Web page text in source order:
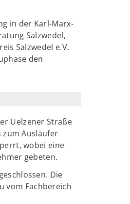
in der Karl-Marx-
Salzwedel,
Salzwedel e.V.
den
Uelzener Straße
zum Ausläufer
wobei eine
gebeten.
Die
vom Fachbereich